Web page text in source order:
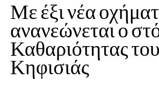
Με έξι νέα
ανανεώνεται ο
Καθαριότητας
Κηφισιάς